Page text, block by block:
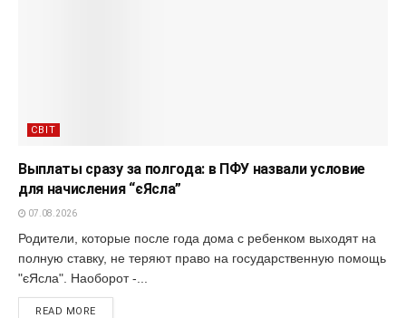
СВІТ
Выплаты сразу за полгода: в ПФУ назвали условие
для начисления “єЯсла”
07.08.2026
Родители, которые после года дома с ребенком выходят на
полную ставку, не теряют право на государственную помощь
"єЯсла". Наоборот -...
READ MORE